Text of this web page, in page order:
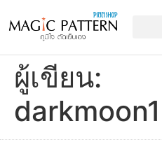
ผู้เขียน: